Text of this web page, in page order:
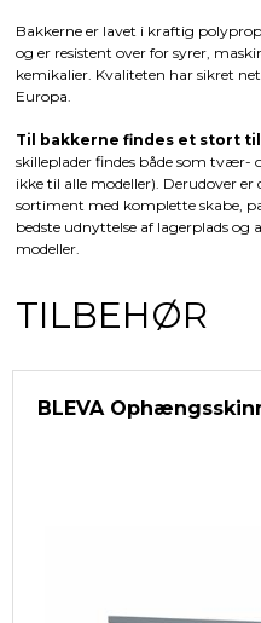
Bakkerne er lavet i kraftig
og er resistent over for syrer,
kemikalier. Kvaliteten har sikret
Europa.
Til bakkerne findes et stort
skilleplader findes både som tvær-
ikke til alle modeller). Derudover
sortiment med komplette skabe,
bedste udnyttelse af lagerplads og
modeller.
TILBEHØR
BLEVA